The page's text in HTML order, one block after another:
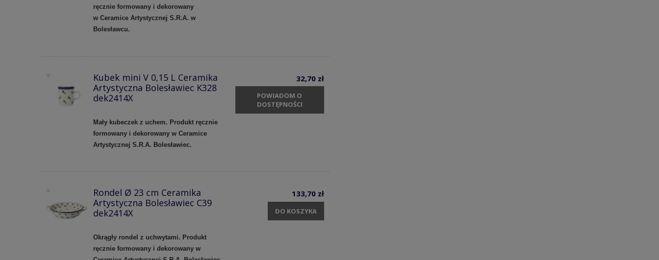
ręcznie formowany i dekorowany
w Ceramice Artystycznej S.R.A. w
Bolesławcu.
Kubek mini V 0,15 L Ceramika
Artystyczna Bolesławiec K328
dek2414X
Mały kubeczek z uchem. Produkt ręcznie
formowany i dekorowany w Ceramice
Artystycznej S.R.A. Bolesławiec.
32,70 zł
POWIADOM O
DOSTĘPNOŚCI
Rondel Ø 23 cm Ceramika
Artystyczna Bolesławiec C39
dek2414X
Okrągły rondel z uchwytami. Produkt
ręcznie formowany i dekorowany w
133,70 zł
DO KOSZYKA